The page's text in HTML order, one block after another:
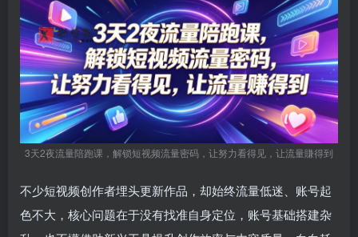
3天2夜流量陪跑课，解锁短视频流量密码，让努力看得见，让流量賺得到
不少短视频创作者埋头更新作品，却始终流量低迷、账号起
色不大，核心问题在于没有找准自身定位，账号基础搭建杂